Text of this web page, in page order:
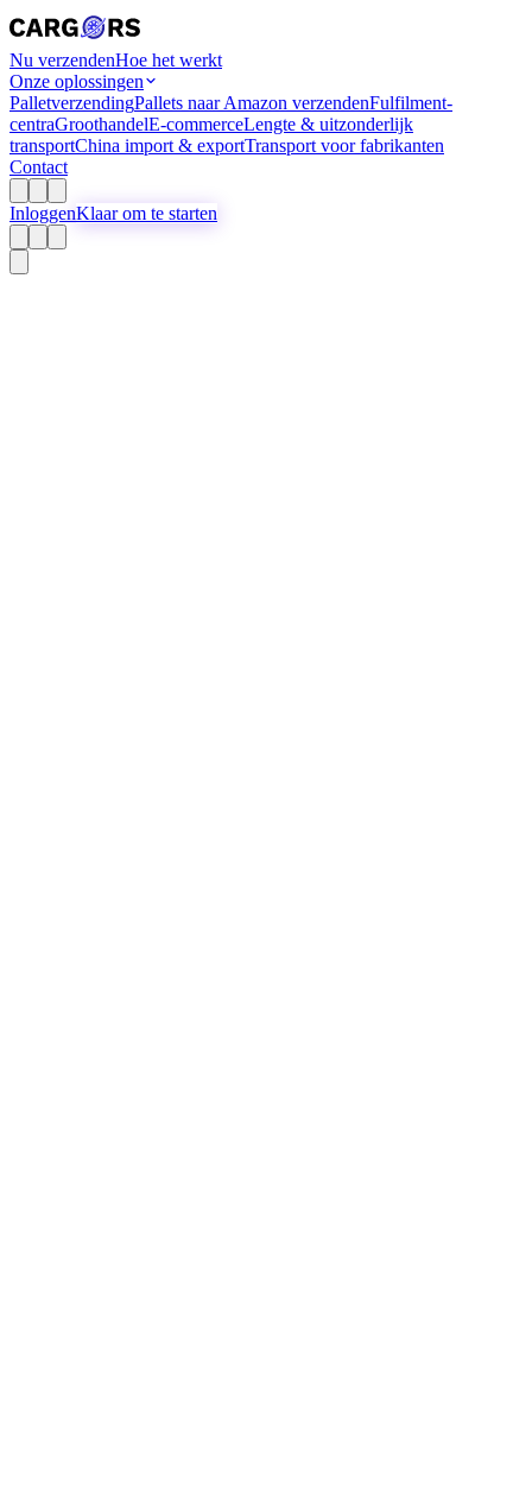
Nu verzendenHoe het werkt
Onze oplossingen
PalletverzendingPallets naar Amazon verzendenFulfilment-
centraGroothandelE-commerceLengte & uitzonderlijk
transportChina import & exportTransport voor fabrikanten
Contact
InloggenKlaar om te starten